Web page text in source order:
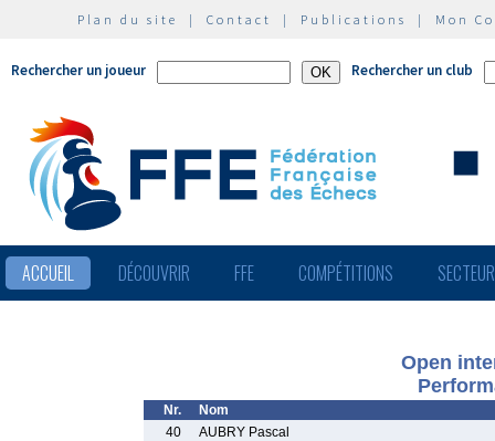
Plan du site | Contact | Publications | Mon
Rechercher un joueur Rechercher un club
ACCUEIL DÉCOUVRIR FFE COMPÉTITIONS
Open
Nr.
Nom
40
AUBRY Pascal